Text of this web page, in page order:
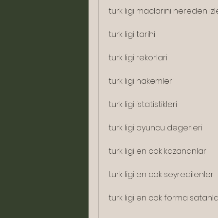
turk ligi maclarini nereden
turk ligi tarihi
turk ligi rekorlari
turk ligi hakemleri
turk ligi istatistikleri
turk ligi oyuncu degerleri
turk ligi en cok kazananlar
turk ligi en cok seyredilenler
turk ligi en cok forma